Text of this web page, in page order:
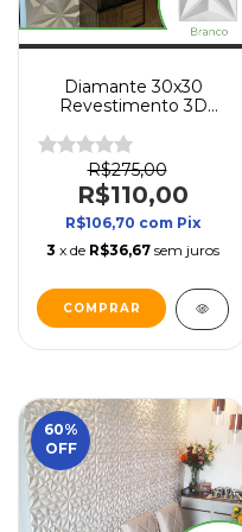
Diamante 30x30
Revestimento 3D
Autocolante Placa 3D
para Parede
R$275,00
R$110,00
R$106,70 com Pix
3 x de R$36,67 sem juros
COMPRAR
60%
OFF